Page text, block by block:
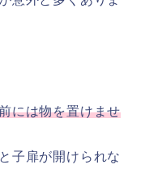
には物を置けませ
子扉が開けられな